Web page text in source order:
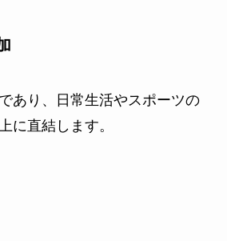
あり、日常生活やスポーツの
に直結します。